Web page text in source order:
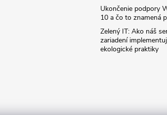
Ukončenie podpory
10 a čo to znamená
Zelený IT: Ako náš
zariadení
ekologické praktiky